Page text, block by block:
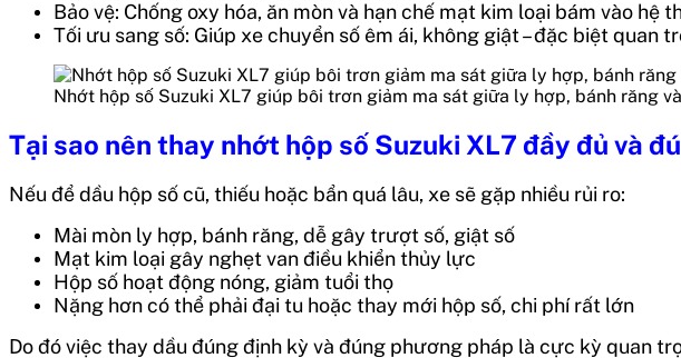
Bảo vệ: Chống oxy hóa, ăn mòn và hạn chế mạt kim loại bám vào hệ
Tối ưu sang số: Giúp xe chuyển số êm ái, không giật – đặc biệt quan
Nhớt hộp số Suzuki XL7 giúp bôi trơn giảm ma sát giữa ly hợp, bánh răng
Tại sao nên thay nhớt hộp số Suzuki XL7 đầy đủ và
Nếu để dầu hộp số cũ, thiếu hoặc bẩn quá lâu, xe sẽ gặp nhiều rủi ro:
Mài mòn ly hợp, bánh răng, dễ gây trượt số, giật số
Mạt kim loại gây nghẹt van điều khiển thủy lực
Hộp số hoạt động nóng, giảm tuổi thọ
Nặng hơn có thể phải đại tu hoặc thay mới hộp số, chi phí rất lớn
Do đó việc thay dầu đúng định kỳ và đúng phương pháp là cực kỳ quan